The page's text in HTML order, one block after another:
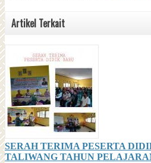
Artikel Terkait
SERAH TERIMA PESERTA
TALIWANG TAHUN